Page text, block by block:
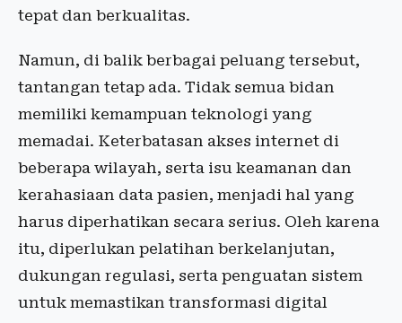
tepat dan berkualitas.
Namun, di balik berbagai peluang tersebut,
tantangan tetap ada. Tidak semua bidan
memiliki kemampuan teknologi yang
memadai. Keterbatasan akses internet di
beberapa wilayah, serta isu keamanan dan
kerahasiaan data pasien, menjadi hal yang
harus diperhatikan secara serius. Oleh karena
itu, diperlukan pelatihan berkelanjutan,
dukungan regulasi, serta penguatan sistem
untuk memastikan transformasi digital